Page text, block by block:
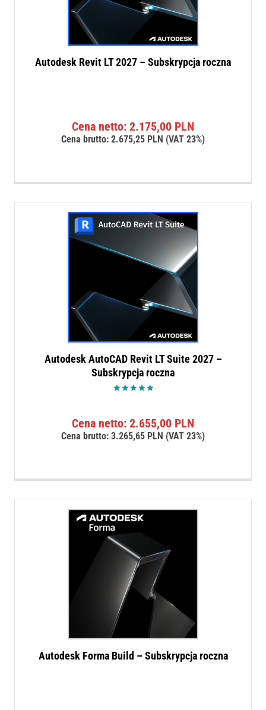
Autodesk Revit LT 2027 – Subskrypcja roczna
Cena netto:2.175,00 PLN
Cena brutto:2.675,25 PLN (VAT 23%)
Autodesk AutoCAD Revit LT Suite 2027 –
Subskrypcja roczna
Cena netto:2.655,00 PLN
Cena brutto:3.265,65 PLN (VAT 23%)
Autodesk Forma Build – Subskrypcja roczna